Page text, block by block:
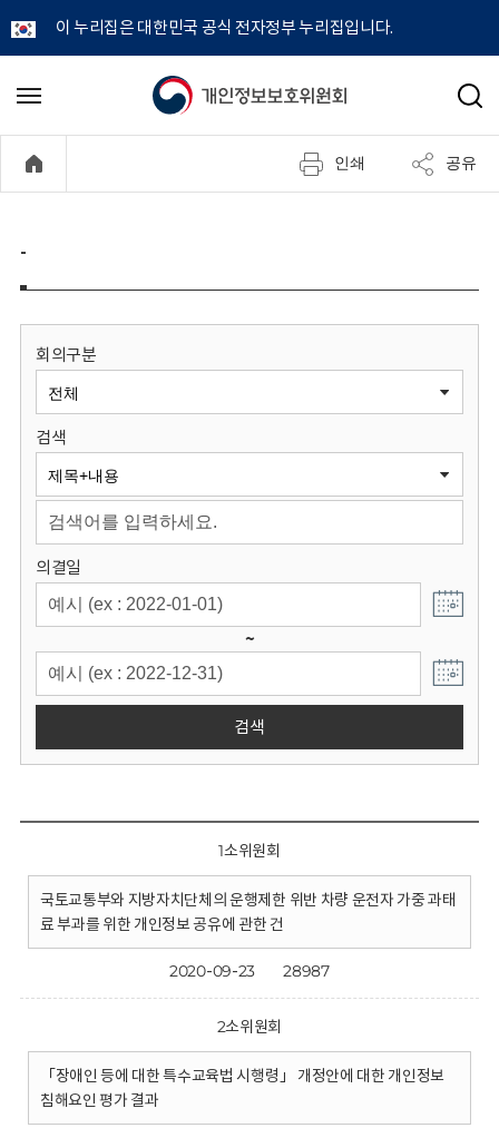
이 누리집은 대한민국 공식 전자정부 누리집입니다.
개
정
보
원
회
메
기
검
인쇄 공유
-
회의구분
검색
의결일
~
검색
1소위원회
국토교통부와 지방자치단체의 운행제한 위반 차량 운전자 가중 과태
료 부과를 위한 개인정보 공유에 관한 건
2020-09-23 28987
2소위원회
「장애인 등에 대한 특수교육법 시행령」 개정안에 대한 개인정보
침해요인 평가 결과